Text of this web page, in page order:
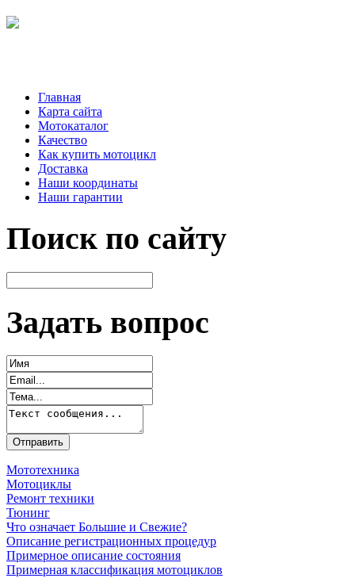
Главная
Карта сайта
Мотокаталог
Качество
Как купить мотоцикл
Доставка
Наши координаты
Наши гарантии
Поиск по сайту
Задать вопрос
Мототехника
Мотоциклы
Ремонт техники
Тюнинг
Что означает Большие и Свежие?
Описание регистрационных процедур
Примерное описание состояния
Примерная классификация мотоциклов